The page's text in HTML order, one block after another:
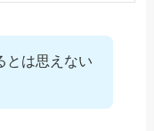
とは思えない